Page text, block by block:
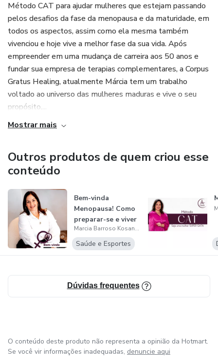
Método CAT para ajudar mulheres que estejam passando
pelos desafios da fase da menopausa e da maturidade, em
todos os aspectos, assim como ela mesma também
vivenciou e hoje vive a melhor fase da sua vida. Após
empreender em uma mudança de carreira aos 50 anos e
fundar sua empresa de terapias complementares, a Corpus
Gratus Healing, atualmente Márcia tem um trabalho
voltado ao universo das mulheres maduras e vive o seu
propósito,...
Mostrar mais
Outros produtos de quem criou esse
conteúdo
Bem-vinda
Menopausa! Como
preparar-se e viver
uma vida plena...
Marcia Barroso Kosanovic
Saúde e Esportes
Dúvidas frequentes
O conteúdo deste produto não representa a opinião da Hotmart.
Se você vir informações inadequadas, denuncie aqui